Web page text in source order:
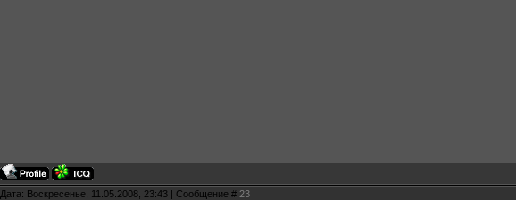
Дата: Воскресенье, 11.05.2008, 23:43 | Сообщение # 23